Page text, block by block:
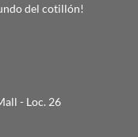
del cotillón!
- Loc. 26